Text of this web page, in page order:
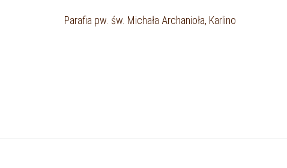
Parafia pw. św. Michała Archanioła, Karlino